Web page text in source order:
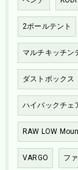
2ポールテント
マルチキッチン
ダストボックス
ハイバックチェ
RAW LOW
VARGO フ